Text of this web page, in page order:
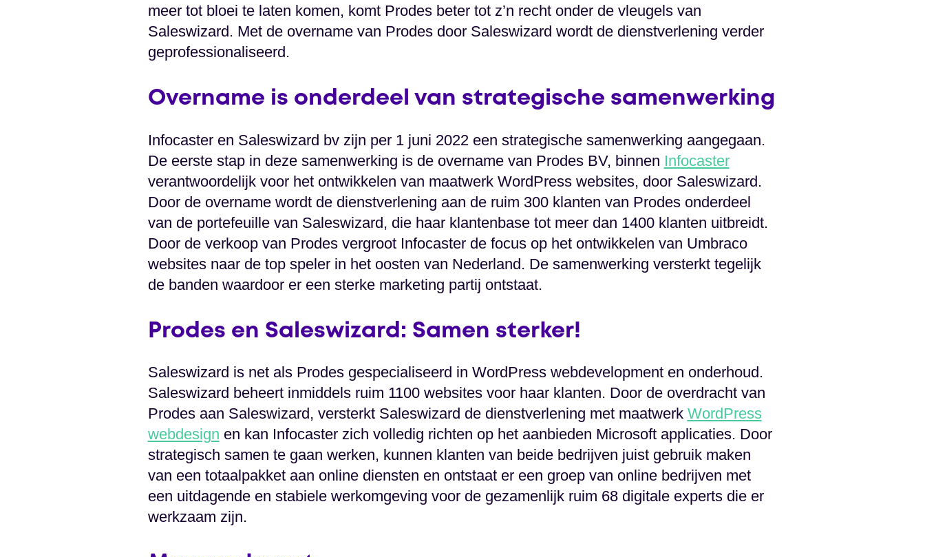
meer tot bloei te laten komen, komt Prodes beter tot z’n recht onder de vleugels van
Saleswizard. Met de overname van Prodes door Saleswizard wordt de dienstverlening verder
geprofessionaliseerd.
Overname is onderdeel van strategische samenwerking
Infocaster en Saleswizard bv zijn per 1 juni 2022 een strategische samenwerking aangegaan.
De eerste stap in deze samenwerking is de overname van Prodes BV, binnen Infocaster
verantwoordelijk voor het ontwikkelen van maatwerk WordPress websites, door Saleswizard.
Door de overname wordt de dienstverlening aan de ruim 300 klanten van Prodes onderdeel
van de portefeuille van Saleswizard, die haar klantenbase tot meer dan 1400 klanten uitbreidt.
Door de verkoop van Prodes vergroot Infocaster de focus op het ontwikkelen van Umbraco
websites naar de top speler in het oosten van Nederland. De samenwerking versterkt tegelijk
de banden waardoor er een sterke marketing partij ontstaat.
Prodes en Saleswizard: Samen sterker!
Saleswizard is net als Prodes gespecialiseerd in WordPress webdevelopment en onderhoud.
Saleswizard beheert inmiddels ruim 1100 websites voor haar klanten. Door de overdracht van
Prodes aan Saleswizard, versterkt Saleswizard de dienstverlening met maatwerk WordPress
webdesign en kan Infocaster zich volledig richten op het aanbieden Microsoft applicaties. Door
strategisch samen te gaan werken, kunnen klanten van beide bedrijven juist gebruik maken
van een totaalpakket aan online diensten en ontstaat er een groep van online bedrijven met
een uitdagende en stabiele werkomgeving voor de gezamenlijk ruim 68 digitale experts die er
werkzaam zijn.